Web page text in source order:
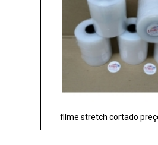
filme stretch cortado